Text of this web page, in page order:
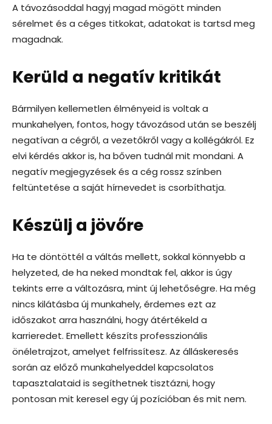
A távozásoddal hagyj magad mögött minden
sérelmet és a céges titkokat, adatokat is tartsd meg
magadnak.
Kerüld a negatív kritikát
Bármilyen kellemetlen élményeid is voltak a
munkahelyen, fontos, hogy távozásod után se beszélj
negatívan a cégről, a vezetőkről vagy a kollégákról. Ez
elvi kérdés akkor is, ha bőven tudnál mit mondani. A
negatív megjegyzések és a cég rossz színben
feltüntetése a saját hírnevedet is csorbíthatja.
Készülj a jövőre
Ha te döntöttél a váltás mellett, sokkal könnyebb a
helyzeted, de ha neked mondtak fel, akkor is úgy
tekints erre a változásra, mint új lehetőségre. Ha még
nincs kilátásba új munkahely, érdemes ezt az
időszakot arra használni, hogy átértékeld a
karrieredet. Emellett készíts professzionális
önéletrajzot, amelyet felfrissítesz. Az álláskeresés
során az előző munkahelyeddel kapcsolatos
tapasztalataid is segíthetnek tisztázni, hogy
pontosan mit keresel egy új pozícióban és mit nem.